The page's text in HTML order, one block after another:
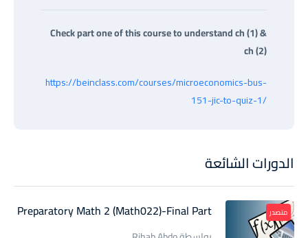
Check part one of this course to understand ch (1) &
ch (2)
https://beinclass.com/courses/microeconomics-bus-
151-jic-to-quiz-1/
الدورات الشائعة
متصدر Preparatory Math 2 (Math022)-Final Part